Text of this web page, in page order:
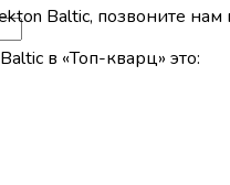
Baltic, позвоните нам
в «Топ-кварц» это: